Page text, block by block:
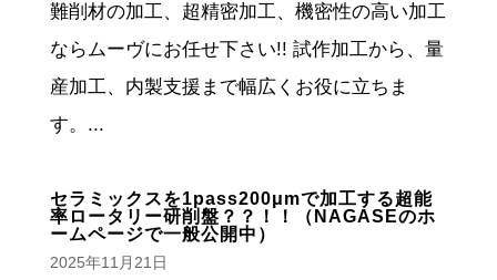
難削材の加工、超精密加工、機密性の高い加工
ならムーヴにお任せ下さい!! 試作加工から、量
産加工、内製支援まで幅広くお役に立ちま
す。...
セラミックスを1pass200μmで加工する超能
率ロータリー研削盤？？！！（NAGASEのホ
ームページで一般公開中）
2025年11月21日